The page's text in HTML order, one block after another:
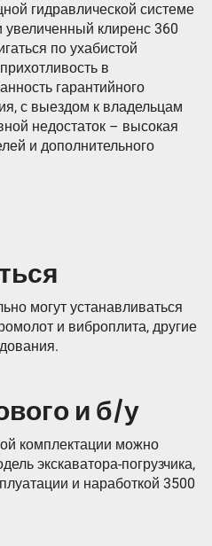
гидравлической системе
клиренс 360
по ухабистой
в
гарантийного
с выездом к владельцам
недостаток – высокая
и дополнительного
могут устанавливаться
и виброплита, другие
и б/у
комплектации можно
экскаватора-погрузчика,
и наработкой 3500